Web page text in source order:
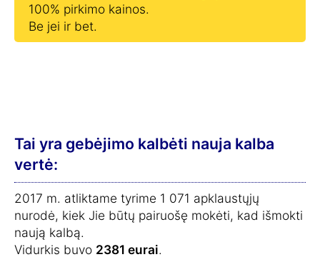
100% pirkimo kainos.
Be jei ir bet.
Tai yra gebėjimo kalbėti nauja kalba
vertė:
2017 m. atliktame tyrime 1 071 apklaustųjų
nurodė, kiek Jie būtų pairuošę mokėti, kad išmokti
naują kalbą.
Vidurkis buvo 2381 eurai.